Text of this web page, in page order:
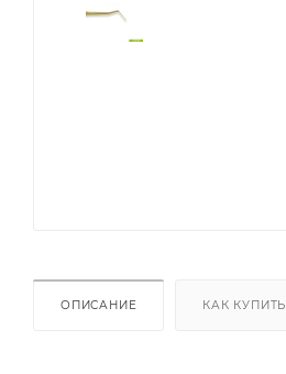
ОПИСАНИЕ КАК КУПИТЬ